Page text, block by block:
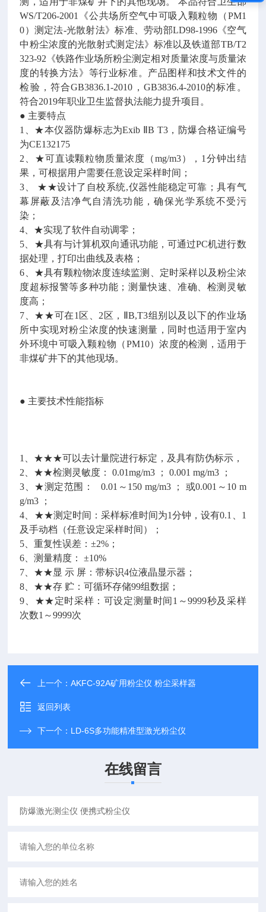
WS/T206-2001《公共场所空气中可吸入颗粒物（PM1
0）测定法-光散射法》标准、劳动部LD98-1996《空气
中粉尘浓度的光散射式测定法》标准以及铁道部TB/T2
323-92《铁路作业场所粉尘测定相对质量浓度与质量浓
度的转换方法》等行业标准。产品图样和技术文件的
检验，符合GB3836.1-2010，GB3836.4-2010的标准。
符合2019年职业卫生监督执法能力提升项目。
● 主要特点
1、★本仪器防爆标志为Exib ⅡB T3，防爆合格证编号
为CE132175
2、★可直读颗粒物质量浓度（mg/m3），1分钟出结
果，可根据用户需要任意设定采样时间；
3、 ★★设计了自校系统,仪器性能稳定可靠；具有气
幕屏蔽及洁净气自清洗功能，确保光学系统不受污
染；
4、★实现了软件自动调零；
5、★具有与计算机双向通讯功能，可通过PC机进行数
据处理，打印出曲线及表格；
6、★具有颗粒物浓度连续监测、定时采样以及粉尘浓
度超标报警等多种功能；测量快速、准确、检测灵敏
度高；
7、★★可在1区、2区，ⅡB,T3组别以及以下的作业场
所中实现对粉尘浓度的快速测量，同时也适用于室内
外环境中可吸入颗粒物（PM10）浓度的检测，适用于
非煤矿井下的其他现场。
● 主要技术性能指标
1、★★★可以去计量院进行标定，及具有防伪标示，
2、★★检测灵敏度： 0.01mg/m3 ； 0.001 mg/m3 ；
3、★测定范围： 0.01～150 mg/m3 ； 或0.001～10 m
g/m3 ；
4、★★测定时间：采样标准时间为1分钟，设有0.1、1
及手动档（任意设定采样时间）；
5、重复性误差：±2%；
6、测量精度： ±10%
7、★★显 示 屏：带标识4位液晶显示器；
8、★★存 贮：可循环存储99组数据；
9、★★定时采样：可设定测量时间1～9999秒及采样
次数1～9999次
上一个：AKFC-92A矿用粉尘仪 粉尘采样器
返回列表
下一个： LD-6S多功能精准型激光粉尘仪
在线留言